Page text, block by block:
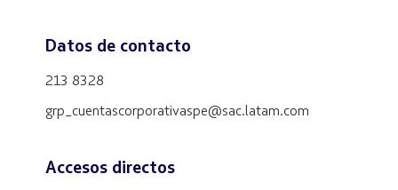
Datos de contacto
213 8328
grp_cuentascorporativaspe@sac.latam.com
Accesos directos